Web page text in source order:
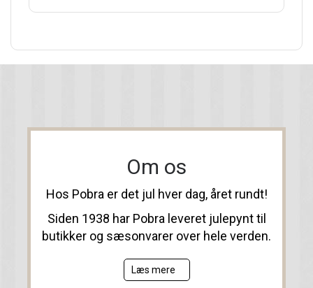
Om os
Hos Pobra er det jul hver dag, året rundt!
Siden 1938 har Pobra leveret julepynt til
butikker og sæsonvarer over hele verden.
Læs mere